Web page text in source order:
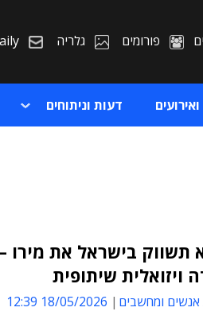
פורומים גלריה
דעות וניתוחים
תשווק בישראל את
ויזואלית שיתופית
ומחשבים 18/05/2026 12:39